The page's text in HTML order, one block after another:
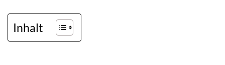
Inhalt